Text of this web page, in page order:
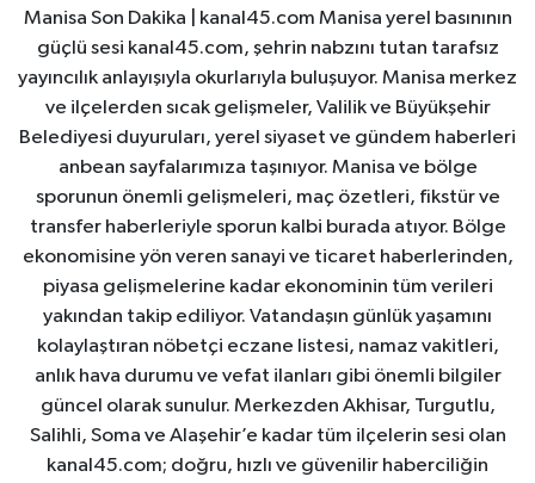
Manisa Son Dakika | kanal45.com Manisa yerel basınının
güçlü sesi kanal45.com, şehrin nabzını tutan tarafsız
yayıncılık anlayışıyla okurlarıyla buluşuyor. Manisa merkez
ve ilçelerden sıcak gelişmeler, Valilik ve Büyükşehir
Belediyesi duyuruları, yerel siyaset ve gündem haberleri
anbean sayfalarımıza taşınıyor. Manisa ve bölge
sporunun önemli gelişmeleri, maç özetleri, fikstür ve
transfer haberleriyle sporun kalbi burada atıyor. Bölge
ekonomisine yön veren sanayi ve ticaret haberlerinden,
piyasa gelişmelerine kadar ekonominin tüm verileri
yakından takip ediliyor. Vatandaşın günlük yaşamını
kolaylaştıran nöbetçi eczane listesi, namaz vakitleri,
anlık hava durumu ve vefat ilanları gibi önemli bilgiler
güncel olarak sunulur. Merkezden Akhisar, Turgutlu,
Salihli, Soma ve Alaşehir’e kadar tüm ilçelerin sesi olan
kanal45.com; doğru, hızlı ve güvenilir haberciliğin